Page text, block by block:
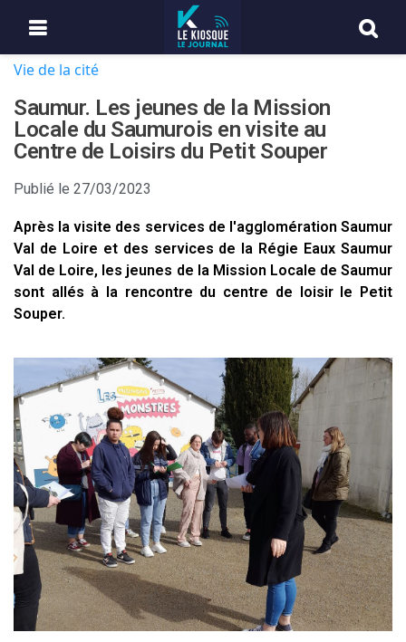
Vie de la cité
Saumur. Les jeunes de la Mission
Locale du Saumurois en visite au
Centre de Loisirs du Petit Souper
Publié le 27/03/2023
Après la visite des services de l'agglomération Saumur
Val de Loire et des services de la Régie Eaux Saumur
Val de Loire, les jeunes de la Mission Locale de Saumur
sont allés à la rencontre du centre de loisir le Petit
Souper.